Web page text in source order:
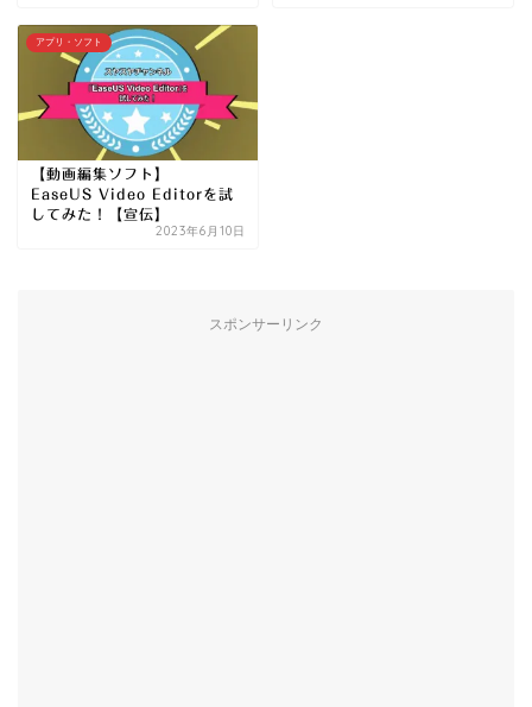
アプリ・ソフト
【動画編集ソフト】
EaseUS Video Editorを試
してみた！【宣伝】
2023年6月10日
スポンサーリンク